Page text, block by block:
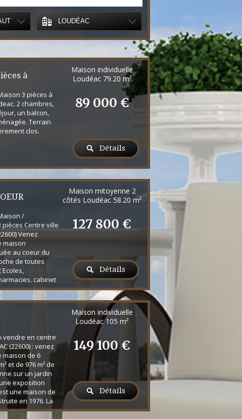
LOUDÉAC
à
3 pièces à
2 chambres,
un balcon,
Terrain
clos.
Maison individuelle
Loudéac 79.20 m²
89 000 €
Détails
/
Centre ville
Venez
maison
au coeur du
de toutes
Ecoles,
cabinet
se compose au
d'un garage,
à l'...
Maison mitoyenne 2
côtés Loudéac 58.20 m²
127 800 €
Détails
vendre en centre
(22600) : venez
maison de 6
et de 976 m² de
sur un jardin
exposition
une maison de
en 1976. La
pièce à vivre
Maison individuelle
Loudéac105 m²
149 100 €
Détails